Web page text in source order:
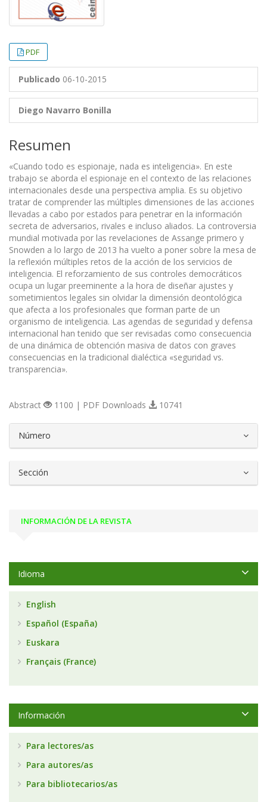
PDF
Publicado 06-10-2015
Diego Navarro Bonilla
Resumen
«Cuando todo es espionaje, nada es inteligencia». En este
trabajo se aborda el espionaje en el contexto de las relaciones
internacionales desde una perspectiva amplia. Es su objetivo
tratar de comprender las múltiples dimensiones de las acciones
llevadas a cabo por estados para penetrar en la información
secreta de adversarios, rivales e incluso aliados. La controversia
mundial motivada por las revelaciones de Assange primero y
Snowden a lo largo de 2013 ha vuelto a poner sobre la mesa de
la reflexión múltiples retos de la acción de los servicios de
inteligencia. El reforzamiento de sus controles democráticos
ocupa un lugar preeminente a la hora de diseñar ajustes y
sometimientos legales sin olvidar la dimensión deontológica
que afecta a los profesionales que forman parte de un
organismo de inteligencia. Las agendas de seguridad y defensa
internacional han tenido que ser revisadas como consecuencia
de una dinámica de obtención masiva de datos con graves
consecuencias en la tradicional dialéctica «seguridad vs.
transparencia».
Abstract 1100 | PDF Downloads 10741
Número
Sección
INFORMACIÓN DE LA REVISTA
Idioma
English
Español (España)
Euskara
Français (France)
Información
Para lectores/as
Para autores/as
Para bibliotecarios/as